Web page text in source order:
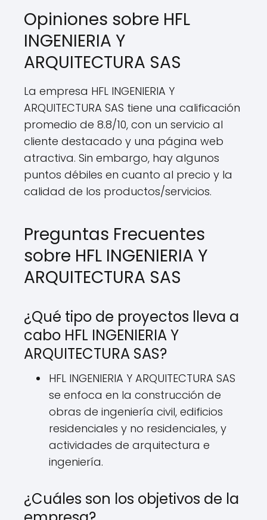
Opiniones sobre HFL
INGENIERIA Y
ARQUITECTURA SAS
La empresa HFL INGENIERIA Y
ARQUITECTURA SAS tiene una calificación
promedio de 8.8/10, con un servicio al
cliente destacado y una página web
atractiva. Sin embargo, hay algunos
puntos débiles en cuanto al precio y la
calidad de los productos/servicios.
Preguntas Frecuentes
sobre HFL INGENIERIA Y
ARQUITECTURA SAS
¿Qué tipo de proyectos lleva a
cabo HFL INGENIERIA Y
ARQUITECTURA SAS?
HFL INGENIERIA Y ARQUITECTURA SAS
se enfoca en la construcción de
obras de ingeniería civil, edificios
residenciales y no residenciales, y
actividades de arquitectura e
ingeniería.
¿Cuáles son los objetivos de la